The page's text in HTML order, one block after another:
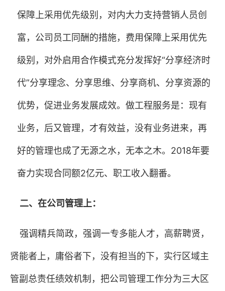
保障上采用优先级别，对内大力支持营销人员创
富，公司员工同酬的措施，费用保障上采用优先
级别，对外启用合作模式充分发挥好“分享经济时
代”分享理念、分享思维、分享商机、分享资源的
优势，促进业务发展成效。 做工程服务是：现有
业务，后又管理，才有效益，没有业务进来，再
好的管理也成了无源之水，无本之木。 2018年要
奋力实现合同额2亿元、职工收入翻番。
二、在公司管理上：
强调精兵简政，强调一专多能人才，高薪聘贤，
贤能者上，庸俗者下，没有担当的下，实行区域主
管副总责任绩效机制，把公司管理工作分为三大区